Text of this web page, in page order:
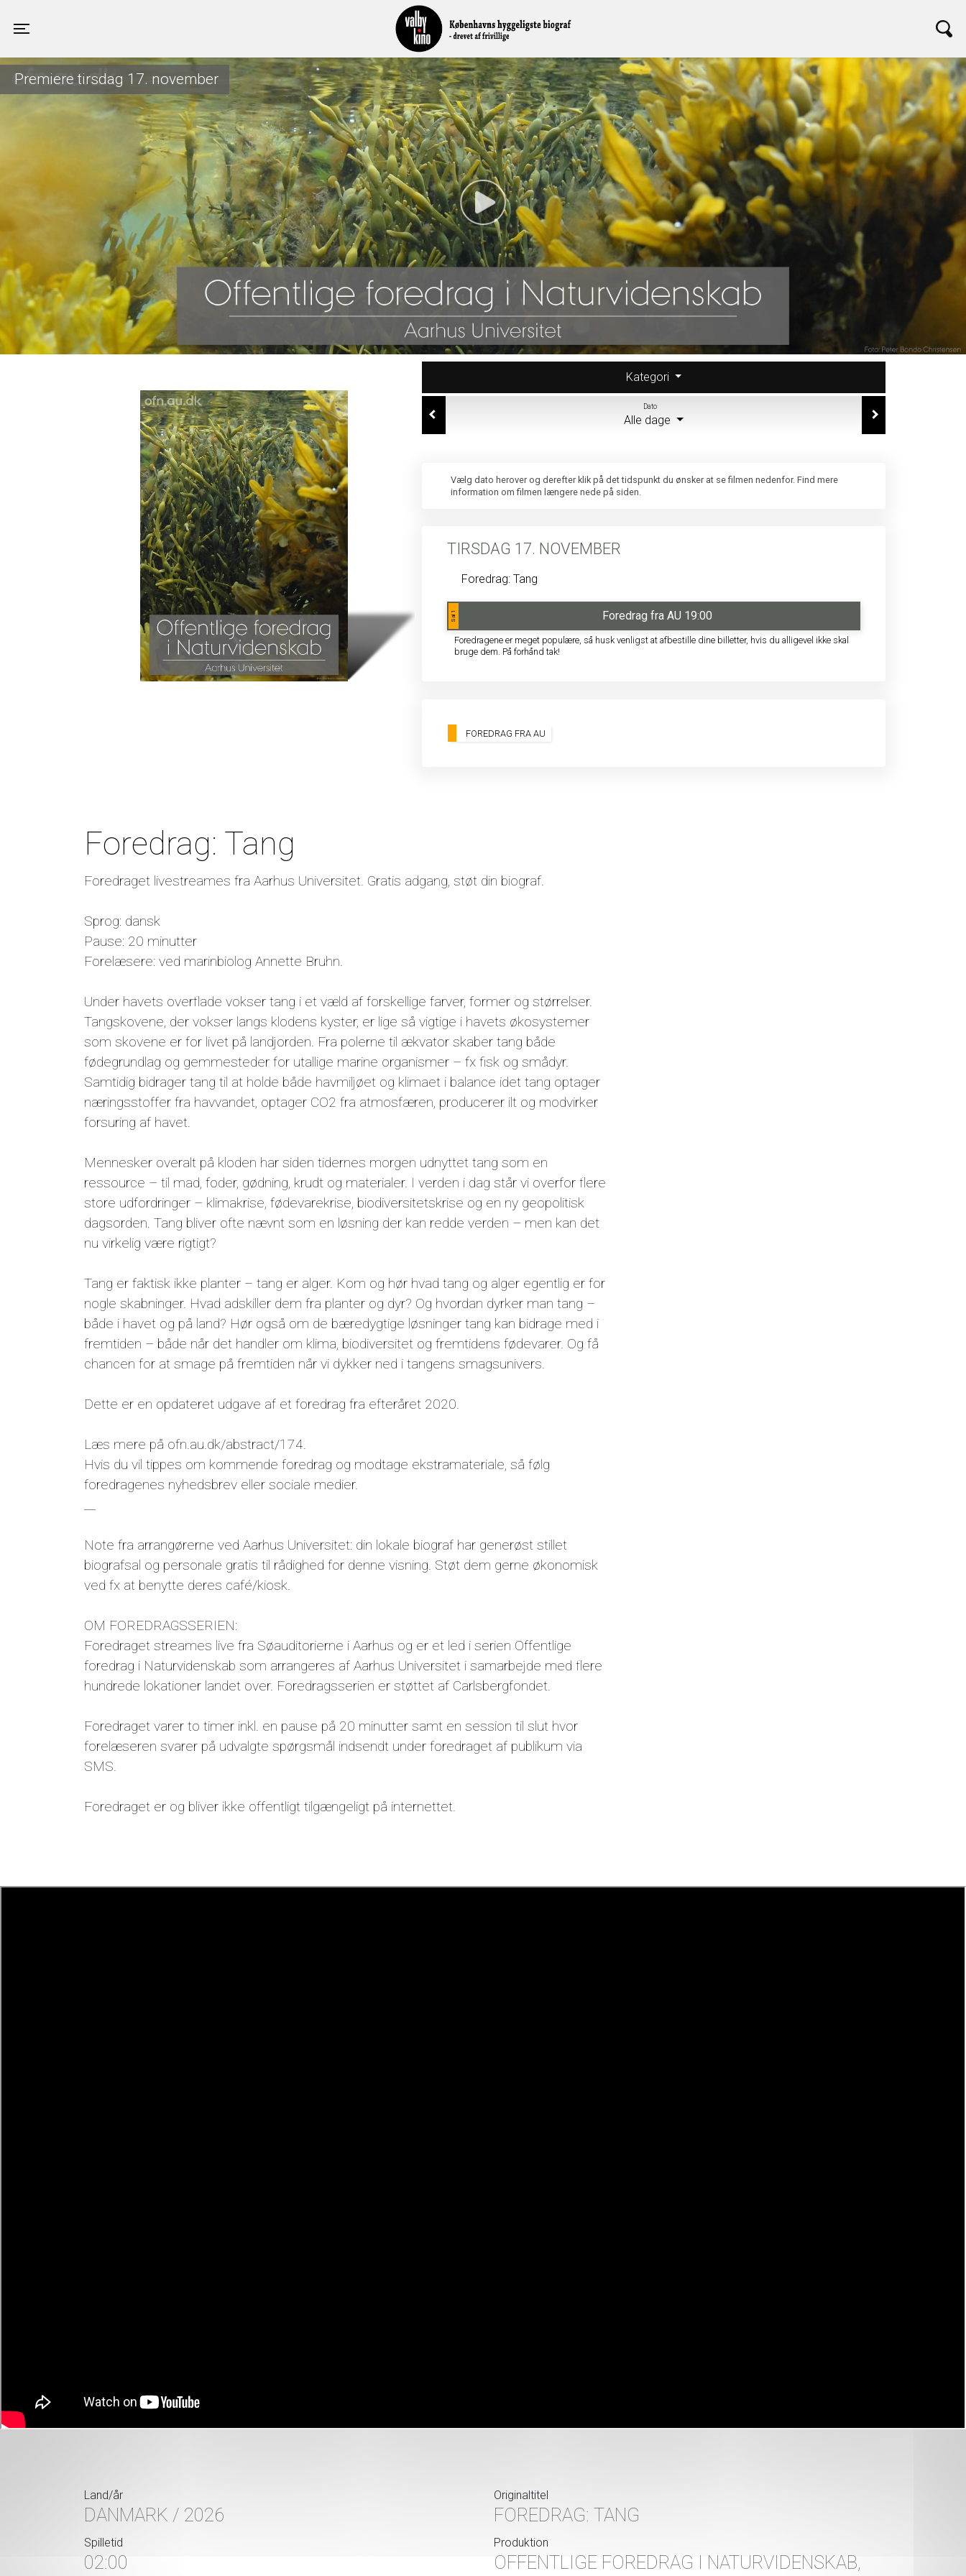
Premiere tirsdag 17. november
Kategori
Dato
Alle dage
Vælg dato herover og derefter klik på det tidspunkt du ønsker at se filmen nedenfor. Find mere
information om filmen længere nede på siden.
TIRSDAG 17. NOVEMBER
Foredrag: Tang
Sal 1 Foredrag fra AU 19:00
Foredragene er meget populære, så husk venligst at afbestille dine billetter, hvis du alligevel ikke skal
bruge dem. På forhånd tak!
FOREDRAG FRA AU
Foredrag: Tang
Foredraget livestreames fra Aarhus Universitet. Gratis adgang, støt din biograf.
Sprog: dansk
Pause: 20 minutter
Forelæsere: ved marinbiolog Annette Bruhn.
Under havets overflade vokser tang i et væld af forskellige farver, former og størrelser.
Tangskovene, der vokser langs klodens kyster, er lige så vigtige i havets økosystemer
som skovene er for livet på landjorden. Fra polerne til ækvator skaber tang både
fødegrundlag og gemmesteder for utallige marine organismer – fx fisk og smådyr.
Samtidig bidrager tang til at holde både havmiljøet og klimaet i balance idet tang optager
næringsstoffer fra havvandet, optager CO2 fra atmosfæren, producerer ilt og modvirker
forsuring af havet.
Mennesker overalt på kloden har siden tidernes morgen udnyttet tang som en
ressource – til mad, foder, gødning, krudt og materialer. I verden i dag står vi overfor flere
store udfordringer – klimakrise, fødevarekrise, biodiversitetskrise og en ny geopolitisk
dagsorden. Tang bliver ofte nævnt som en løsning der kan redde verden – men kan det
nu virkelig være rigtigt?
Tang er faktisk ikke planter – tang er alger. Kom og hør hvad tang og alger egentlig er for
nogle skabninger. Hvad adskiller dem fra planter og dyr? Og hvordan dyrker man tang –
både i havet og på land? Hør også om de bæredygtige løsninger tang kan bidrage med i
fremtiden – både når det handler om klima, biodiversitet og fremtidens fødevarer. Og få
chancen for at smage på fremtiden når vi dykker ned i tangens smagsunivers.
Dette er en opdateret udgave af et foredrag fra efteråret 2020.
Læs mere på ofn.au.dk/abstract/174.
Hvis du vil tippes om kommende foredrag og modtage ekstramateriale, så følg
foredragenes nyhedsbrev eller sociale medier.
Note fra arrangørerne ved Aarhus Universitet: din lokale biograf har generøst stillet
biografsal og personale gratis til rådighed for denne visning. Støt dem gerne økonomisk
ved fx at benytte deres café/kiosk.
OM FOREDRAGSSERIEN:
Foredraget streames live fra Søauditorierne i Aarhus og er et led i serien Offentlige
foredrag i Naturvidenskab som arrangeres af Aarhus Universitet i samarbejde med flere
hundrede lokationer landet over. Foredragsserien er støttet af Carlsbergfondet.
Foredraget varer to timer inkl. en pause på 20 minutter samt en session til slut hvor
forelæseren svarer på udvalgte spørgsmål indsendt under foredraget af publikum via
SMS.
Foredraget er og bliver ikke offentligt tilgængeligt på internettet.
Land/år
DANMARK / 2026
Spilletid
02:00
Originaltitel
FOREDRAG: TANG
Produktion
OFFENTLIGE FOREDRAG I NATURVIDENSKAB,